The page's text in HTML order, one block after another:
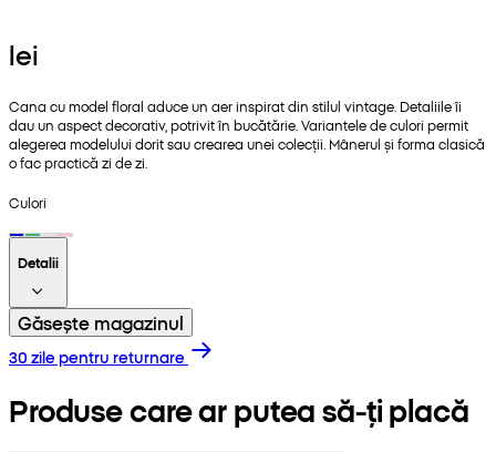
lei
Cana cu model floral aduce un aer inspirat din stilul vintage. Detaliile îi
dau un aspect decorativ, potrivit în bucătărie. Variantele de culori permit
alegerea modelului dorit sau crearea unei colecții. Mânerul și forma clasică
o fac practică zi de zi.
Culori
Detalii
Găsește magazinul
30 zile pentru returnare
Produse care ar putea să-ți placă